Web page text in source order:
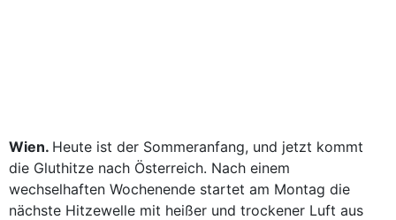
Wien. Heute ist der Sommeranfang, und jetzt kommt
die Gluthitze nach Österreich. Nach einem
wechselhaften Wochenende startet am Montag die
nächste Hitzewelle mit heißer und trockener Luft aus